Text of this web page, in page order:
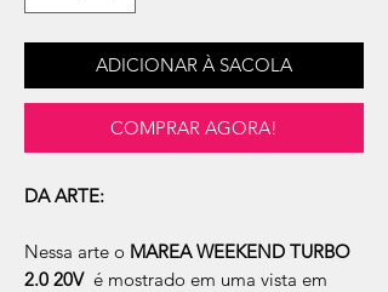
ADICIONAR À SACOLA
COMPRAR AGORA!
DA ARTE:
Nessa arte o MAREA WEEKEND TURBO
2.0 20Vé mostrado em uma vista em